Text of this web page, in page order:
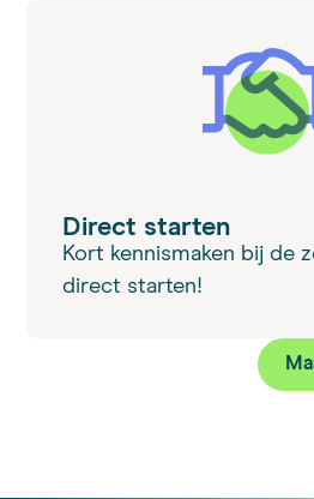
Direct starten
Kort kennismaken bij de
direct starten!